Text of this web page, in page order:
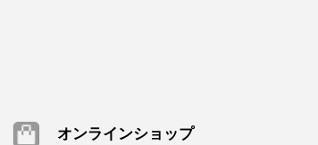
オンラインショップ